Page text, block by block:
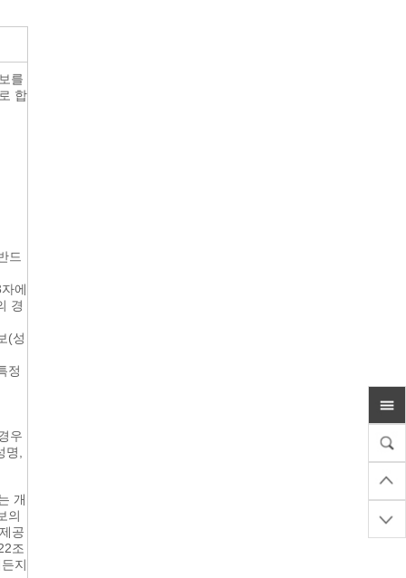
를
합
드
에
경
(성
정
우
,
개
의
공
조
지